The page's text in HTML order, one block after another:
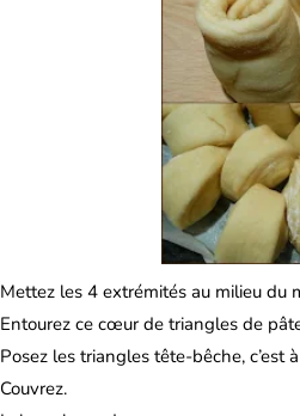
Mettez les 4 extrémités au milieu
Entourez ce cœur de triangles de
Posez les triangles tête-bêche, c’est
Couvrez.